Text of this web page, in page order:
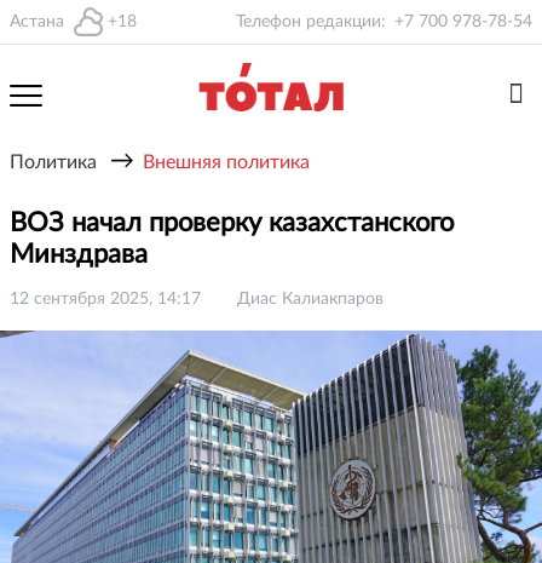
Астана +18 Телефон редакции: +7 700 978-78-54
Политика → Внешняя политика
ВОЗ начал проверку казахстанского
Минздрава
12 сентября 2025, 14:17 Диас Калиакпаров